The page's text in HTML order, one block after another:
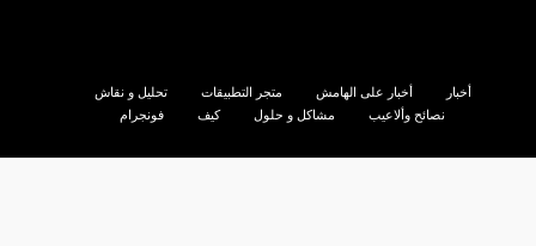
أخبار أخبار على الهامش متجر التطبيقات
تحليل و نقاش
نصائح وألاعيب
مشاكل و حلول كيف فونجرام